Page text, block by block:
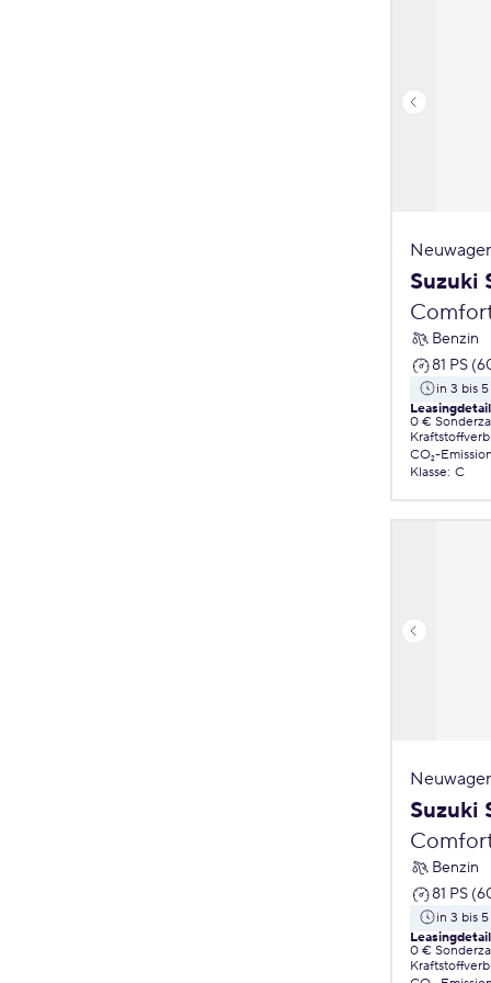
Suzuki
Benzin
81 PS
in 3 bis
0 €
CO₂-
Klasse: C
Suzuki
Benzin
81 PS
in 3 bis
0 €